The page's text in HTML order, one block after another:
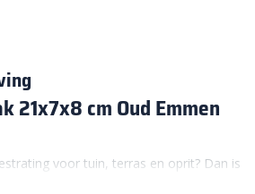
21x7x8 cm Oud Emmen
voor tuin, terras en oprit? Dan is
cm Oud Emmen KOMO de ideale